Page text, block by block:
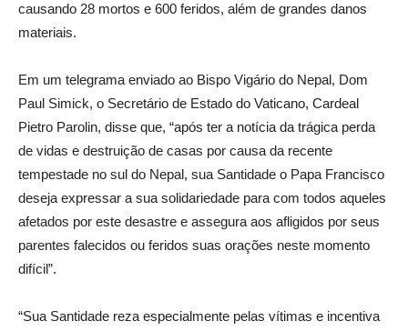
causando 28 mortos e 600 feridos, além de grandes danos
materiais.
Em um telegrama enviado ao Bispo Vigário do Nepal, Dom
Paul Simick, o Secretário de Estado do Vaticano, Cardeal
Pietro Parolin, disse que, “após ter a notícia da trágica perda
de vidas e destruição de casas por causa da recente
tempestade no sul do Nepal, sua Santidade o Papa Francisco
deseja expressar a sua solidariedade para com todos aqueles
afetados por este desastre e assegura aos afligidos por seus
parentes falecidos ou feridos suas orações neste momento
difícil”.
“Sua Santidade reza especialmente pelas vítimas e incentiva